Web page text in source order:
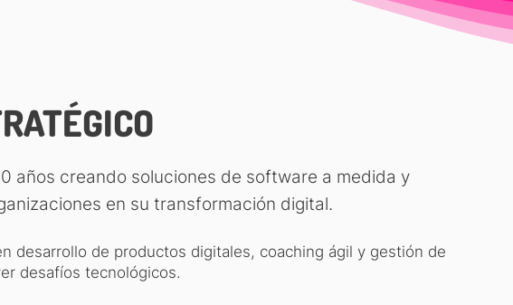
años creando soluciones de software a medida y
en su transformación digital.
desarrollo de productos digitales, coaching ágil y gestión de
desafíos tecnológicos.